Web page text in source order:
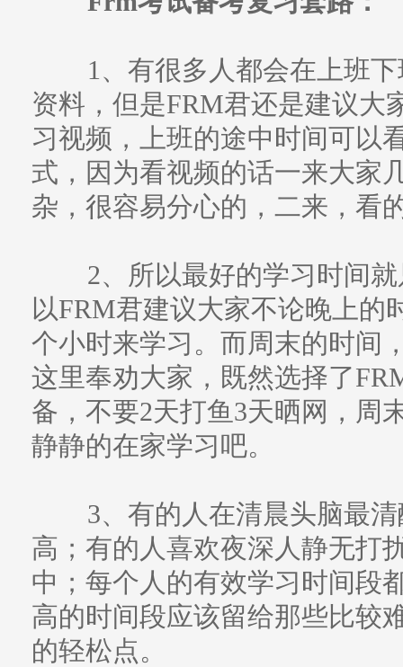
1、有很多人都会在上班
资料，但是FRM君还是建议大
习视频，上班的途中时间可以
式，因为看视频的话一来大家
杂，很容易分心的，二来，看
2、所以最好的学习时间
以FRM君建议大家不论晚上的
个小时来学习。而周末的时间
这里奉劝大家，既然选择了
备，不要2天打鱼3天晒网，周
静静的在家学习吧。
3、有的人在清晨头脑最
高；有的人喜欢夜深人静无打
中；每个人的有效学习时间段
高的时间段应该留给那些比较
的轻松点。